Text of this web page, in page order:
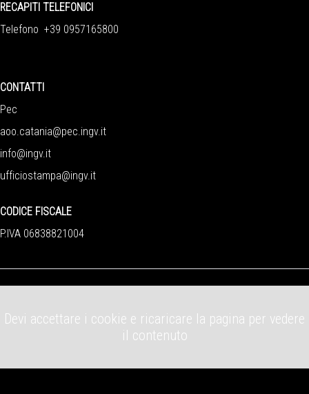
RECAPITI TELEFONICI
Telefono +39 0957165800
CONTATTI
Pec
aoo.catania@pec.ingv.it
info@ingv.it
ufficiostampa@ingv.it
CODICE FISCALE
P.IVA 06838821004
Devi accettare i cookie e ricaricare la pagina per vedere
il contenuto